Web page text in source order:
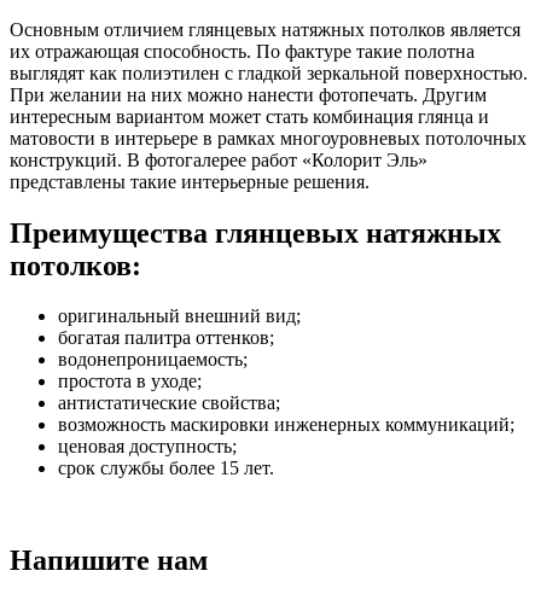
Основным отличием глянцевых натяжных потолков является
их отражающая способность. По фактуре такие полотна
выглядят как полиэтилен с гладкой зеркальной поверхностью.
При желании на них можно нанести фотопечать. Другим
интересным вариантом может стать комбинация глянца и
матовости в интерьере в рамках многоуровневых потолочных
конструкций. В фотогалерее работ «Колорит Эль»
представлены такие интерьерные решения.
Преимущества глянцевых натяжных
потолков:
оригинальный внешний вид;
богатая палитра оттенков;
водонепроницаемость;
простота в уходе;
антистатические свойства;
возможность маскировки инженерных коммуникаций;
ценовая доступность;
срок службы более 15 лет.
Напишите нам